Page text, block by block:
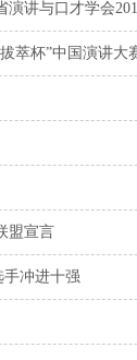
演讲与口才学会
萃杯”中国演讲大
盟宣言
冲进十强